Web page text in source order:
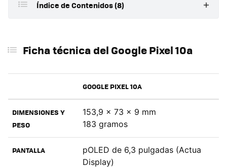
Índice de Contenidos (8)
Diseño: pequeño, metálico y sin jorobas
Pantalla: un panel a la altura
Potencia: una mala decisión que penaliza el
rendimiento máximo
Batería: solvente y con una asignatura por cumplir
en Android
Ficha técnica del Google Pixel 10a
GOOGLE PIXEL 10A
DIMENSIONES Y
PESO
153,9 x 73 x 9 mm
183 gramos
PANTALLA
pOLED de 6,3 pulgadas (Actua
Display)